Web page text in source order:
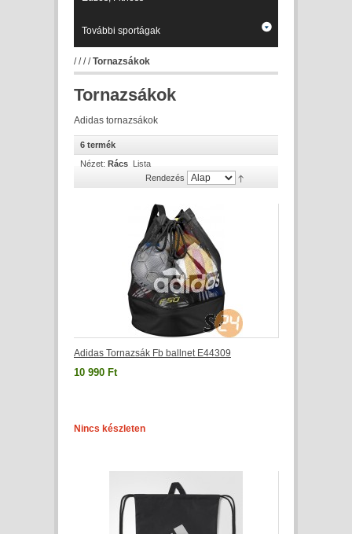
További sportágak
////Tornazsákok
Tornazsákok
Adidas tornazsákok
6 termék
Nézet: Rács Lista
Rendezés
Adidas Tornazsák Fb ballnet E44309
10 990 Ft
Nincs készleten